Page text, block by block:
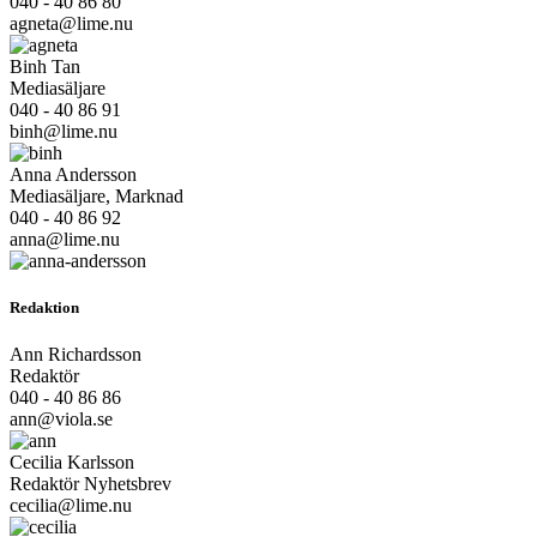
agneta@lime.nu
Binh Tan
Mediasäljare
040 - 40 86 91
binh@lime.nu
Anna Andersson
Mediasäljare, Marknad
040 - 40 86 92
anna@lime.nu
Redaktion
Ann Richardsson
Redaktör
040 - 40 86 86
ann@viola.se
Cecilia Karlsson
Redaktör Nyhetsbrev
cecilia@lime.nu